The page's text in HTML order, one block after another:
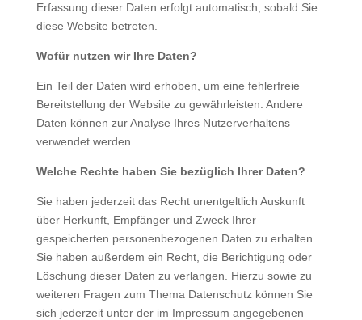
Erfassung dieser Daten erfolgt automatisch, sobald Sie
diese Website betreten.
Wofür nutzen wir Ihre Daten?
Ein Teil der Daten wird erhoben, um eine fehlerfreie
Bereitstellung der Website zu gewährleisten. Andere
Daten können zur Analyse Ihres Nutzerverhaltens
verwendet werden.
Welche Rechte haben Sie bezüglich Ihrer Daten?
Sie haben jederzeit das Recht unentgeltlich Auskunft
über Herkunft, Empfänger und Zweck Ihrer
gespeicherten personenbezogenen Daten zu erhalten.
Sie haben außerdem ein Recht, die Berichtigung oder
Löschung dieser Daten zu verlangen. Hierzu sowie zu
weiteren Fragen zum Thema Datenschutz können Sie
sich jederzeit unter der im Impressum angegebenen